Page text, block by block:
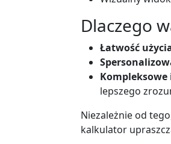
Dlaczego
Łatwość
lepszego
Niezależnie od
kalkulator